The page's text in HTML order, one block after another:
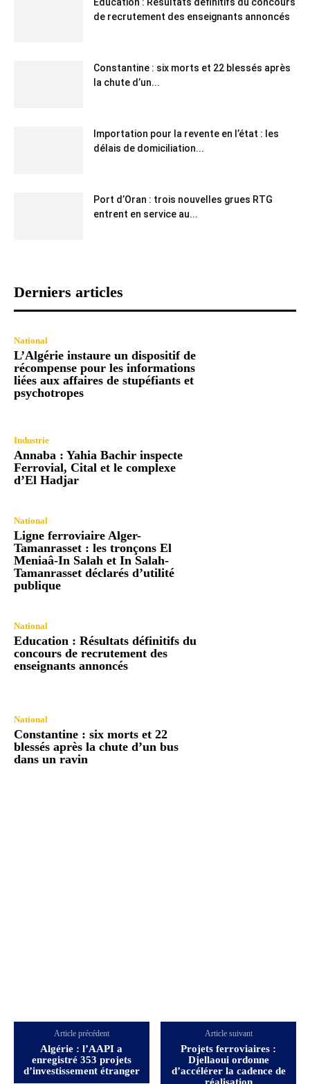
de recrutement des enseignants annoncés
Constantine : six morts et 22 blessés après
la chute d’un...
Importation pour la revente en l’état : les
délais de domiciliation...
Port d’Oran : trois nouvelles grues RTG
entrent en service au...
Derniers articles
National
L’Algérie instaure un dispositif de
récompense pour les informations
liées aux affaires de stupéfiants et
psychotropes
Industrie
Annaba : Yahia Bachir inspecte
Ferrovial, Cital et le complexe
d’El Hadjar
National
Ligne ferroviaire Alger-
Tamanrasset : les tronçons El
Meniaâ-In Salah et In Salah-
Tamanrasset déclarés d’utilité
publique
National
Education : Résultats définitifs du
concours de recrutement des
enseignants annoncés
National
Constantine : six morts et 22
blessés après la chute d’un bus
dans un ravin
Article précédent
Algérie : l’AAPI a
enregistré 353 projets
d’investissement étranger
Article suivant
Projets ferroviaires :
Djellaoui ordonne
d’accélérer la cadence de
réalisation